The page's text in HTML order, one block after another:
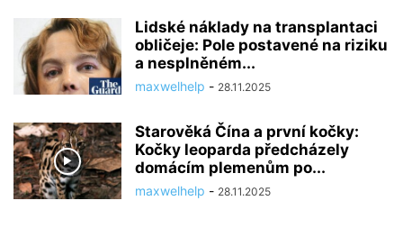
Lidské náklady na transplantaci
obličeje: Pole postavené na riziku
a nesplněném...
maxwelhelp - 28.11.2025
Starověká Čína a první kočky:
Kočky leoparda předcházely
domácím plemenům po...
maxwelhelp - 28.11.2025